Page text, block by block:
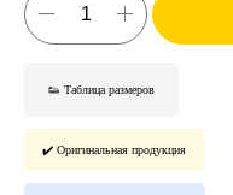
👟 Таблица размеров
✔️ Оригинальная продукция